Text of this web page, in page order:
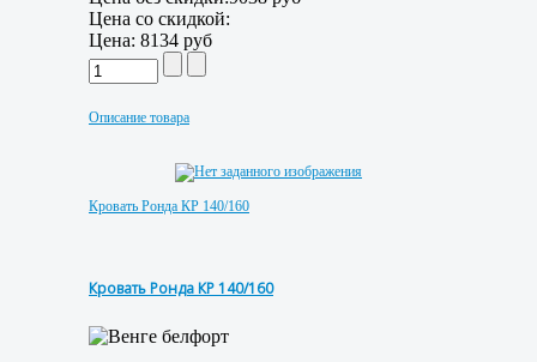
Цена со скидкой:
Цена: 8134 руб
Описание товара
Кровать Ронда КР 140/160
Кровать Ронда КР 140/160